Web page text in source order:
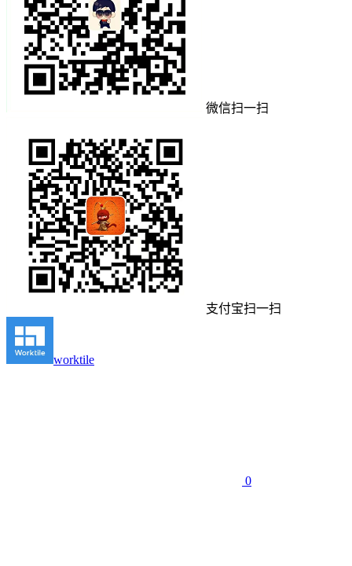
微信扫一扫
支付宝扫一扫
worktile
0